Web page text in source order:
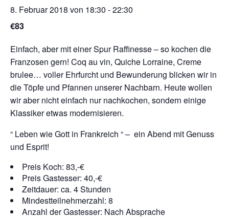
8. Februar 2018 von 18:30 -22:30
€83
Einfach, aber mit einer Spur Raffinesse – so kochen die
Franzosen gern! Coq au vin, Quiche Lorraine, Creme
brulee… voller Ehrfurcht und Bewunderung blicken wir in
die Töpfe und Pfannen unserer Nachbarn. Heute wollen
wir aber nicht einfach nur nachkochen, sondern einige
Klassiker etwas modernisieren.
“ Leben wie Gott in Frankreich “ – ein Abend mit Genuss
und Esprit!
Preis Koch: 83,-€
Preis Gastesser: 40,-€
Zeitdauer: ca. 4 Stunden
Mindestteilnehmerzahl: 8
Anzahl der Gastesser: Nach Absprache